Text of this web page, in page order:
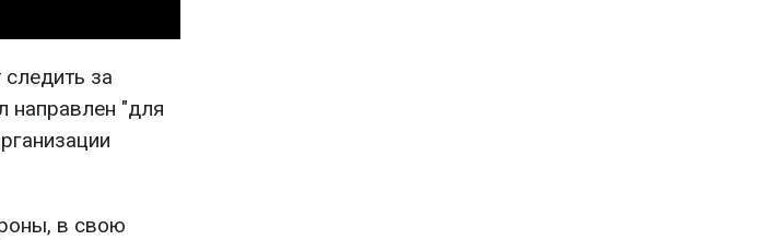
за
направлен "для
в свою